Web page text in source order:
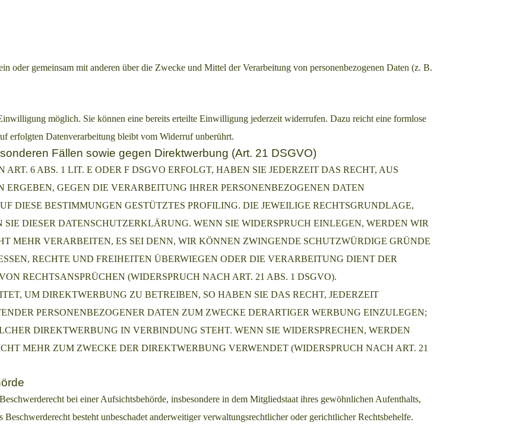
oder gemeinsam mit anderen über die Zwecke und Mittel der Verarbeitung von personenbezogenen Daten (z. B.
möglich. Sie können eine bereits erteilte Einwilligung jederzeit widerrufen. Dazu reicht eine formlose
erfolgten Datenverarbeitung bleibt vom Widerruf unberührt.
Fällen sowie gegen Direktwerbung (Art. 21 DSGVO)
6 ABS. 1 LIT. E ODER F DSGVO ERFOLGT, HABEN SIE JEDERZEIT DAS RECHT, AUS
GEGEN DIE VERARBEITUNG IHRER PERSONENBEZOGENEN DATEN
DIESE BESTIMMUNGEN GESTÜTZTES PROFILING. DIE JEWEILIGE RECHTSGRUNDLAGE,
DIESER DATENSCHUTZERKLÄRUNG. WENN SIE WIDERSPRUCH EINLEGEN, WERDEN WIR
MEHR VERARBEITEN, ES SEI DENN, WIR KÖNNEN ZWINGENDE SCHUTZWÜRDIGE GRÜNDE
RECHTE UND FREIHEITEN ÜBERWIEGEN ODER DIE VERARBEITUNG DIENT DER
RECHTSANSPRÜCHEN (WIDERSPRUCH NACH ART. 21 ABS. 1 DSGVO).
UM DIREKTWERBUNG ZU BETREIBEN, SO HABEN SIE DAS RECHT, JEDERZEIT
PERSONENBEZOGENER DATEN ZUM ZWECKE DERARTIGER WERBUNG EINZULEGEN;
DIREKTWERBUNG IN VERBINDUNG STEHT. WENN SIE WIDERSPRECHEN, WERDEN
MEHR ZUM ZWECKE DER DIREKTWERBUNG VERWENDET (WIDERSPRUCH NACH ART. 21
bei einer Aufsichtsbehörde, insbesondere in dem Mitgliedstaat ihres gewöhnlichen Aufenthalts,
besteht unbeschadet anderweitiger verwaltungsrechtlicher oder gerichtlicher Rechtsbehelfe.